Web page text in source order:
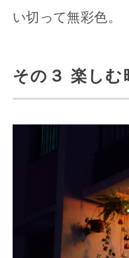
い切って無彩色。
その３ 楽しむ